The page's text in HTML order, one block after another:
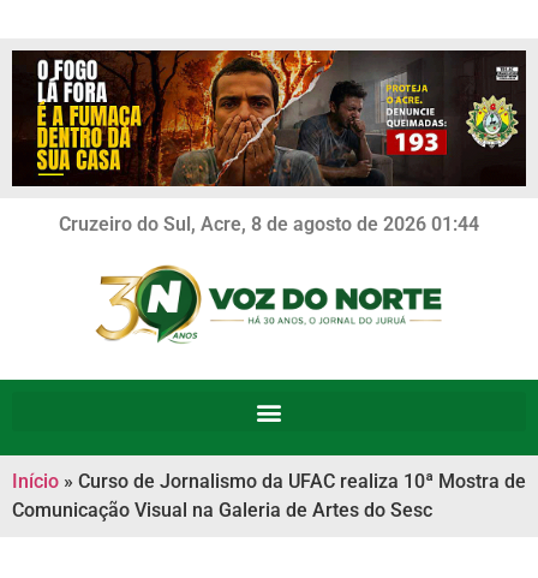
Cruzeiro do Sul, Acre, 8 de agosto de 2026 01:44
Início » Curso de Jornalismo da UFAC realiza 10ª Mostra de
Comunicação Visual na Galeria de Artes do Sesc